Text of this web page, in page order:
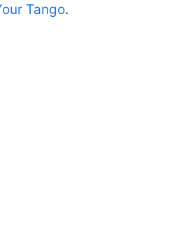
Tango.